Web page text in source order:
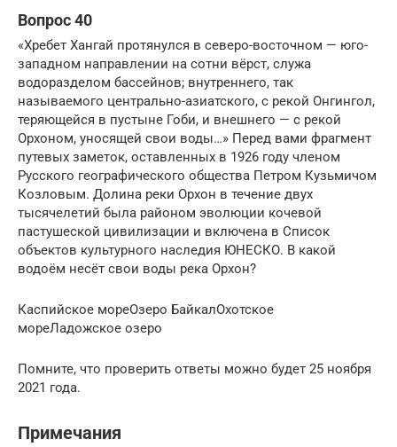
Вопрос 40
«Хребет Хангай протянулся в северо-восточном — юго-
западном направлении на сотни вёрст, служа
водоразделом бассейнов; внутреннего, так
называемого центрально-азиатского, с рекой Онгингол,
теряющейся в пустыне Гоби, и внешнего — с рекой
Орхоном, уносящей свои воды…» Перед вами фрагмент
путевых заметок, оставленных в 1926 году членом
Русского географического общества Петром Кузьмичом
Козловым. Долина реки Орхон в течение двух
тысячелетий была районом эволюции кочевой
пастушеской цивилизации и включена в Список
объектов культурного наследия ЮНЕСКО. В какой
водоём несёт свои воды река Орхон?
Каспийское мореОзеро БайкалОхотское
мореЛадожское озеро
Помните, что проверить ответы можно будет 25 ноября
2021 года.
Примечания